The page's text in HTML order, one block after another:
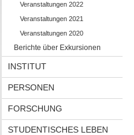
Veranstaltungen 2022
Veranstaltungen 2021
Veranstaltungen 2020
Berichte über Exkursionen
INSTITUT
PERSONEN
FORSCHUNG
STUDENTISCHES LEBEN